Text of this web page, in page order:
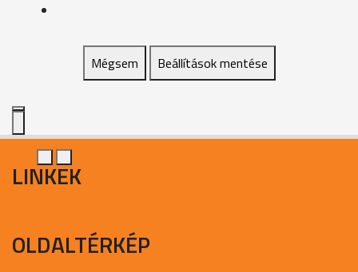
Mégsem Beállítások mentése
LINKEK
OLDALTÉRKÉP